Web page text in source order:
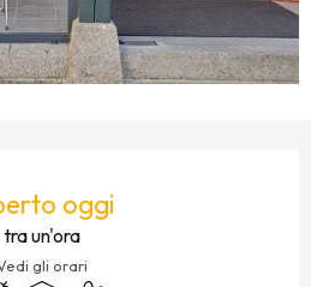
oggi
tra un'ora
gli orari